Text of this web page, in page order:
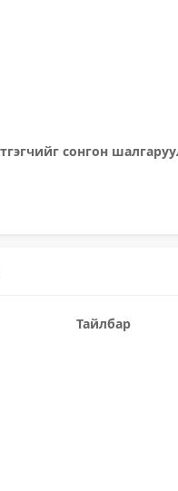
сонгон
Тайлбар